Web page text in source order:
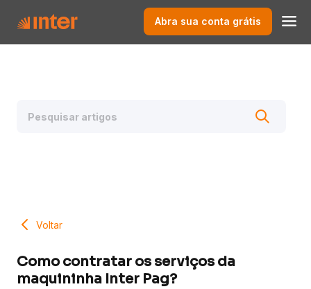
Abra sua conta grátis
Voltar
Como contratar os serviços da
maquininha Inter Pag?